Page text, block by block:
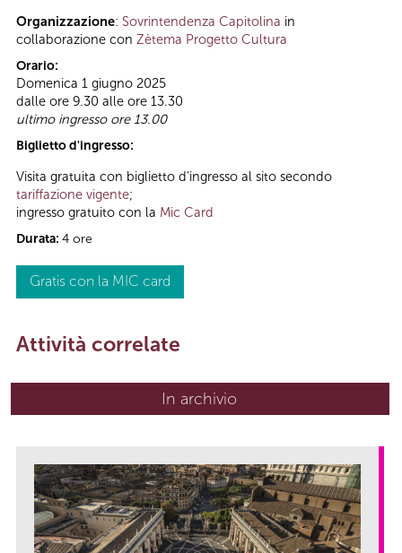
Organizzazione: Sovrintendenza Capitolina in
collaborazione con Zètema Progetto Cultura
Orario:
Domenica 1 giugno 2025
dalle ore 9.30 alle ore 13.30
ultimo ingresso ore 13.00
Biglietto d'ingresso:
Visita gratuita con biglietto d'ingresso al sito secondo
tariffazione vigente;
ingresso gratuito con la Mic Card
Durata: 4 ore
Gratis con la MIC card
Attività correlate
In archivio